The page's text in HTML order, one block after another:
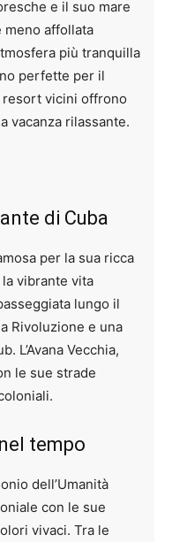
e il suo mare
meno affollata
più tranquilla
perfette per il
vicini offrono
vacanza rilassante.
di Cuba
per la sua ricca
vibrante vita
lungo il
Rivoluzione e una
L’Avana Vecchia,
le sue strade
tempo
dell’Umanità
con le sue
vivaci. Tra le